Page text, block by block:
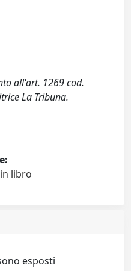
all'art. 1269 cod.
La Tribuna.
libro
esposti